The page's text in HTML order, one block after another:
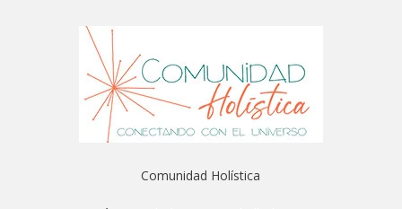
Comunidad Holística